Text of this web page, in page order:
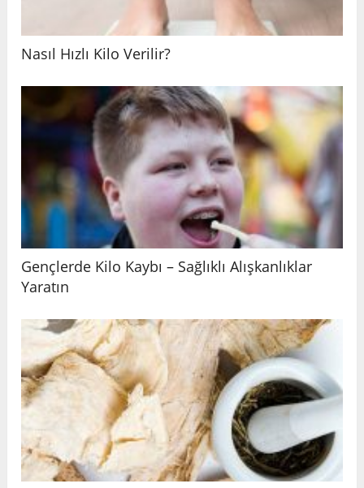
Nasıl Hızlı Kilo Verilir?
Gençlerde Kilo Kaybı – Sağlıklı Alışkanlıklar
Yaratın